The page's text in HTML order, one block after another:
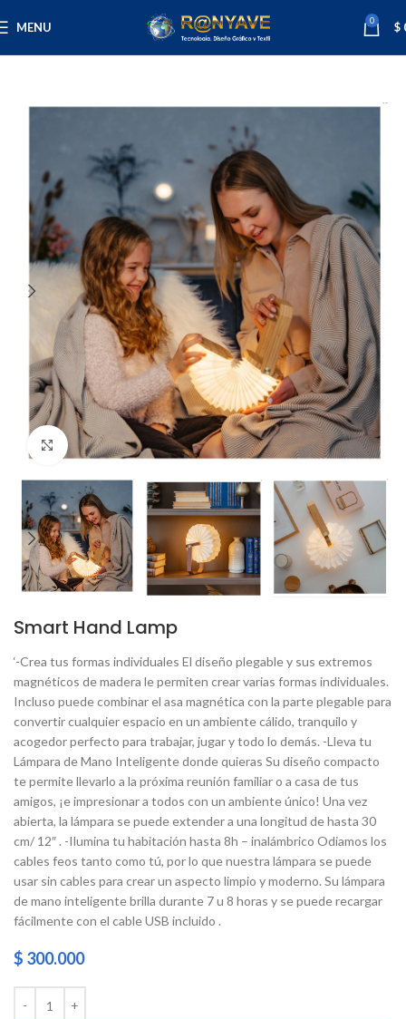
MENU 0 $
Click to enlarge
Smart Hand Lamp
‘-Crea tus formas individuales El diseño plegable y sus extremos
magnéticos de madera le permiten crear varias formas individuales.
Incluso puede combinar el asa magnética con la parte plegable para
convertir cualquier espacio en un ambiente cálido, tranquilo y
acogedor perfecto para trabajar, jugar y todo lo demás. -Lleva tu
Lámpara de Mano Inteligente donde quieras Su diseño compacto
te permite llevarlo a la próxima reunión familiar o a casa de tus
amigos, ¡e impresionar a todos con un ambiente único! Una vez
abierta, la lámpara se puede extender a una longitud de hasta 30
cm/ 12″ . -Ilumina tu habitación hasta 8h – inalámbrico Odiamos los
cables feos tanto como tú, por lo que nuestra lámpara se puede
usar sin cables para crear un aspecto limpio y moderno. Su lámpara
de mano inteligente brilla durante 7 u 8 horas y se puede recargar
fácilmente con el cable USB incluido .
$ 300.000